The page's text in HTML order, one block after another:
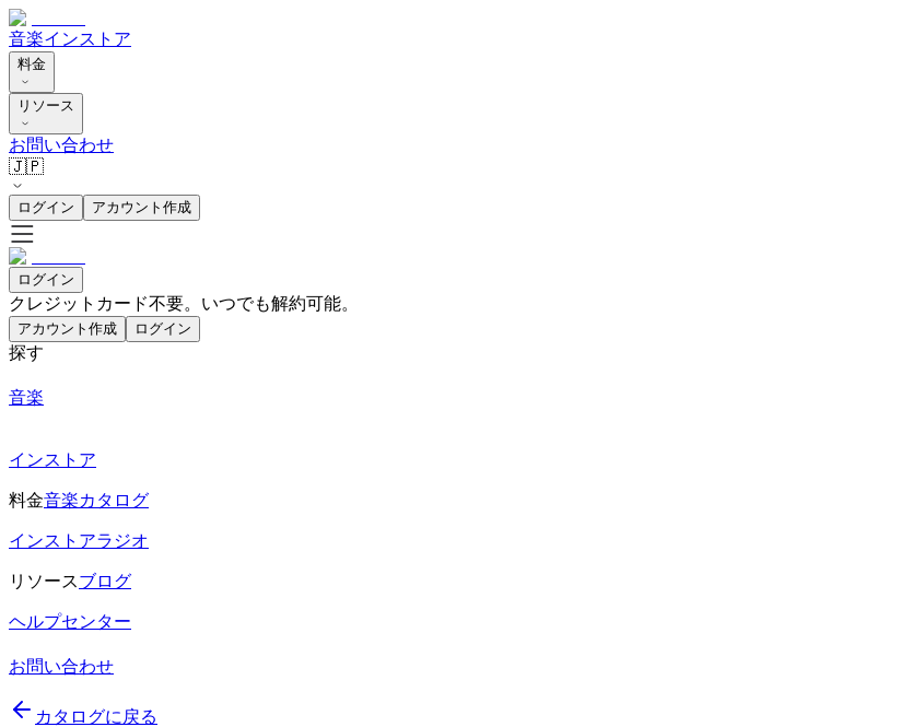
音楽インストア
料金
リソース
お問い合わせ
🇯🇵
ログイン アカウント作成
ログイン
クレジットカード不要。いつでも解約可能。
アカウント作成 ログイン
探す
音楽
インストア
料金音楽カタログ
インストアラジオ
リソースブログ
ヘルプセンター
お問い合わせ
カタログに戻る